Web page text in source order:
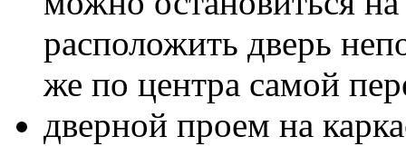
расположить дверь
же по центра самой
дверной проем на